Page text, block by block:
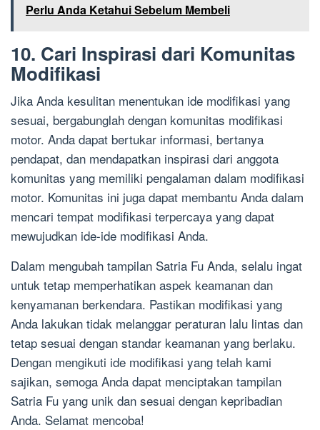
Perlu Anda Ketahui Sebelum Membeli
10. Cari Inspirasi dari Komunitas
Modifikasi
Jika Anda kesulitan menentukan ide modifikasi yang
sesuai, bergabunglah dengan komunitas modifikasi
motor. Anda dapat bertukar informasi, bertanya
pendapat, dan mendapatkan inspirasi dari anggota
komunitas yang memiliki pengalaman dalam modifikasi
motor. Komunitas ini juga dapat membantu Anda dalam
mencari tempat modifikasi terpercaya yang dapat
mewujudkan ide-ide modifikasi Anda.
Dalam mengubah tampilan Satria Fu Anda, selalu ingat
untuk tetap memperhatikan aspek keamanan dan
kenyamanan berkendara. Pastikan modifikasi yang
Anda lakukan tidak melanggar peraturan lalu lintas dan
tetap sesuai dengan standar keamanan yang berlaku.
Dengan mengikuti ide modifikasi yang telah kami
sajikan, semoga Anda dapat menciptakan tampilan
Satria Fu yang unik dan sesuai dengan kepribadian
Anda. Selamat mencoba!